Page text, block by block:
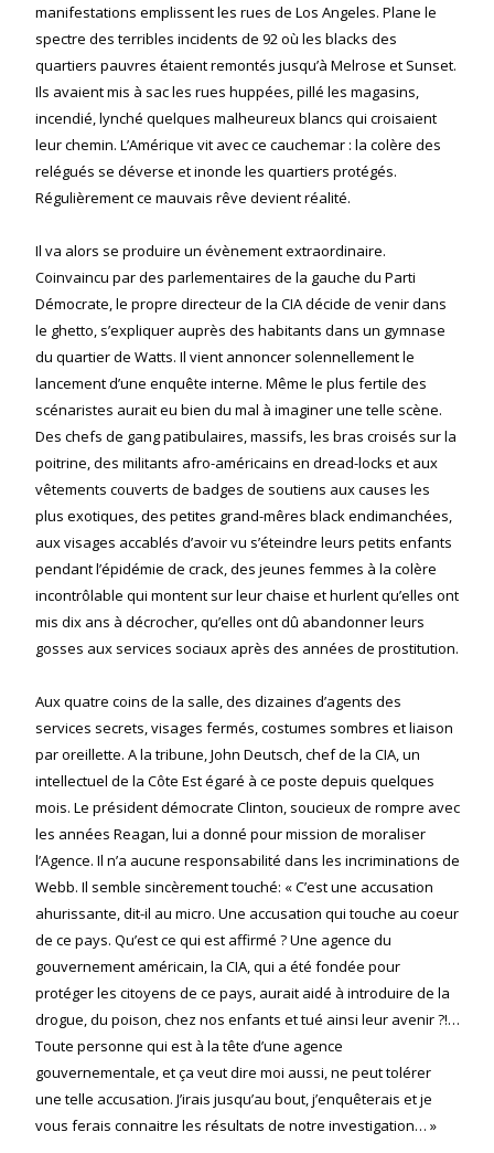
manifestations emplissent les rues de Los Angeles. Plane le
spectre des terribles incidents de 92 où les blacks des
quartiers pauvres étaient remontés jusqu’à Melrose et Sunset.
Ils avaient mis à sac les rues huppées, pillé les magasins,
incendié, lynché quelques malheureux blancs qui croisaient
leur chemin. L’Amérique vit avec ce cauchemar : la colère des
relégués se déverse et inonde les quartiers protégés.
Régulièrement ce mauvais rêve devient réalité.
Il va alors se produire un évènement extraordinaire.
Coinvaincu par des parlementaires de la gauche du Parti
Démocrate, le propre directeur de la CIA décide de venir dans
le ghetto, s’expliquer auprès des habitants dans un gymnase
du quartier de Watts. Il vient annoncer solennellement le
lancement d’une enquête interne. Même le plus fertile des
scénaristes aurait eu bien du mal à imaginer une telle scène.
Des chefs de gang patibulaires, massifs, les bras croisés sur la
poitrine, des militants afro-américains en dread-locks et aux
vêtements couverts de badges de soutiens aux causes les
plus exotiques, des petites grand-mêres black endimanchées,
aux visages accablés d’avoir vu s’éteindre leurs petits enfants
pendant l’épidémie de crack, des jeunes femmes à la colère
incontrôlable qui montent sur leur chaise et hurlent qu’elles ont
mis dix ans à décrocher, qu’elles ont dû abandonner leurs
gosses aux services sociaux après des années de prostitution.
Aux quatre coins de la salle, des dizaines d’agents des
services secrets, visages fermés, costumes sombres et liaison
par oreillette. A la tribune, John Deutsch, chef de la CIA, un
intellectuel de la Côte Est égaré à ce poste depuis quelques
mois. Le président démocrate Clinton, soucieux de rompre avec
les années Reagan, lui a donné pour mission de moraliser
l’Agence. Il n’a aucune responsabilité dans les incriminations de
Webb. Il semble sincèrement touché: « C’est une accusation
ahurissante, dit-il au micro. Une accusation qui touche au coeur
de ce pays. Qu’est ce qui est affirmé ? Une agence du
gouvernement américain, la CIA, qui a été fondée pour
protéger les citoyens de ce pays, aurait aidé à introduire de la
drogue, du poison, chez nos enfants et tué ainsi leur avenir ?!…
Toute personne qui est à la tête d’une agence
gouvernementale, et ça veut dire moi aussi, ne peut tolérer
une telle accusation. J’irais jusqu’au bout, j’enquêterais et je
vous ferais connaitre les résultats de notre investigation… »